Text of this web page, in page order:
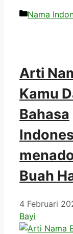
Kategori
Nama
Arti
Kamu
Bahasa
Buah
4 Februari
Bayi